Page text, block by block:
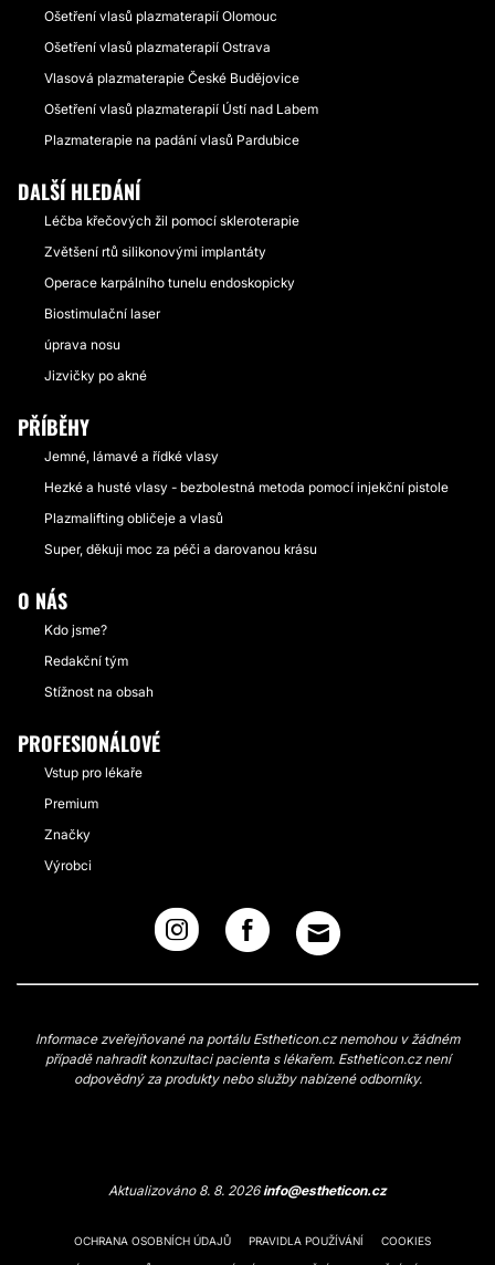
Ošetření vlasů plazmaterapií Olomouc
Ošetření vlasů plazmaterapií Ostrava
Vlasová plazmaterapie České Budějovice
Ošetření vlasů plazmaterapií Ústí nad Labem
Plazmaterapie na padání vlasů Pardubice
DALŠÍ HLEDÁNÍ
Léčba křečových žil pomocí skleroterapie
Zvětšení rtů silikonovými implantáty
Operace karpálního tunelu endoskopicky
Biostimulační laser
úprava nosu
Jizvičky po akné
PŘÍBĚHY
Jemné, lámavé a řídké vlasy
Hezké a husté vlasy - bezbolestná metoda pomocí injekční pistole
Plazmalifting obličeje a vlasů
Super, děkuji moc za péči a darovanou krásu
O NÁS
Kdo jsme?
Redakční tým
Stížnost na obsah
PROFESIONÁLOVÉ
Vstup pro lékaře
Premium
Značky
Výrobci
Informace zveřejňované na portálu Estheticon.cz nemohou v žádném
případě nahradit konzultaci pacienta s lékařem. Estheticon.cz není
odpovědný za produkty nebo služby nabízené odborníky.
Aktualizováno 8. 8. 2026info@estheticon.cz
OCHRANA OSOBNÍCH ÚDAJŮ PRAVIDLA POUŽÍVÁNÍ COOKIES